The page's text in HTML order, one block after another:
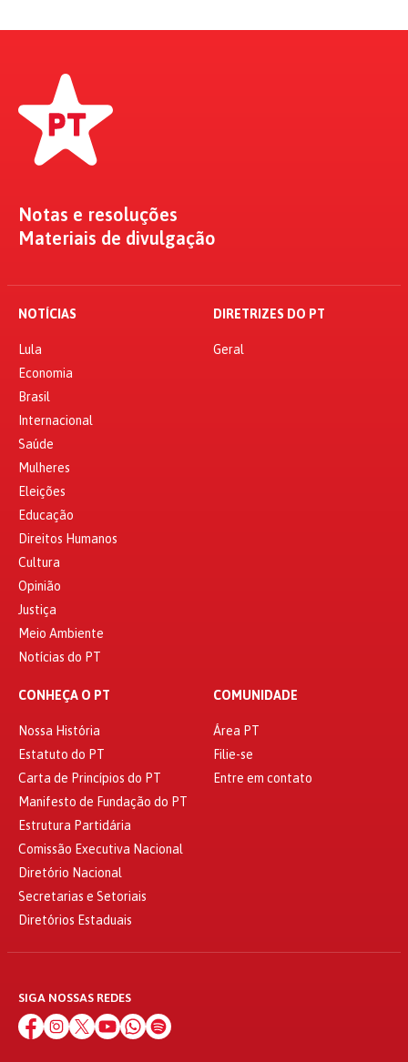
Notas e resoluções
Materiais de divulgação
NOTÍCIAS
Lula
Economia
Brasil
Internacional
Saúde
Mulheres
Eleições
Educação
Direitos Humanos
Cultura
Opinião
Justiça
Meio Ambiente
Notícias do PT
DIRETRIZES DO PT
Geral
CONHEÇA O PT
Nossa História
Estatuto do PT
Carta de Princípios do PT
Manifesto de Fundação do PT
Estrutura Partidária
Comissão Executiva Nacional
Diretório Nacional
Secretarias e Setoriais
Diretórios Estaduais
COMUNIDADE
Área PT
Filie-se
Entre em contato
SIGA NOSSAS REDES